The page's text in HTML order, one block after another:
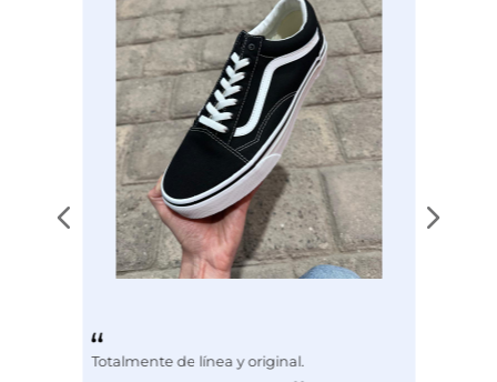
Totalmente de línea y original.